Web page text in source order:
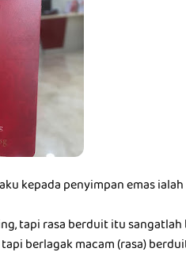
kepada penyimpan emas
tapi rasa berduit itu
berlagak macam (rasa)